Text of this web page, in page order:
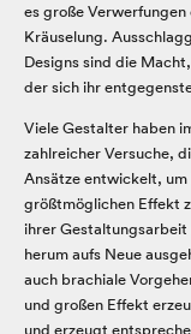
Texte
es große
Kräuselung.
Designs sind die
der sich ihr
Viele Gestalter haben
zahlreicher Versuche,
Ansätze entwickelt, um
größtmöglichen Effekt
ihrer
herum aufs Neue
auch brachiale
und großen Effekt
und erzeugt